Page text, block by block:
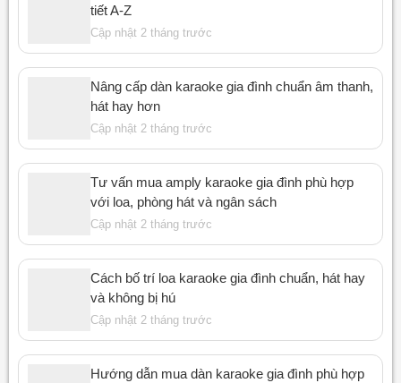
tiết A-Z
Cập nhật 2 tháng trước
Nâng cấp dàn karaoke gia đình chuẩn âm thanh,
hát hay hơn
Cập nhật 2 tháng trước
Tư vấn mua amply karaoke gia đình phù hợp
với loa, phòng hát và ngân sách
Cập nhật 2 tháng trước
Cách bố trí loa karaoke gia đình chuẩn, hát hay
và không bị hú
Cập nhật 2 tháng trước
Hướng dẫn mua dàn karaoke gia đình phù hợp